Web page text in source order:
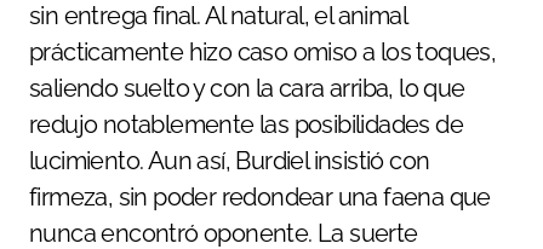
sin entrega final. Al natural, el animal
prácticamente hizo caso omiso a los toques,
saliendo suelto y con la cara arriba, lo que
redujo notablemente las posibilidades de
lucimiento. Aun así, Burdiel insistió con
firmeza, sin poder redondear una faena que
nunca encontró oponente. La suerte